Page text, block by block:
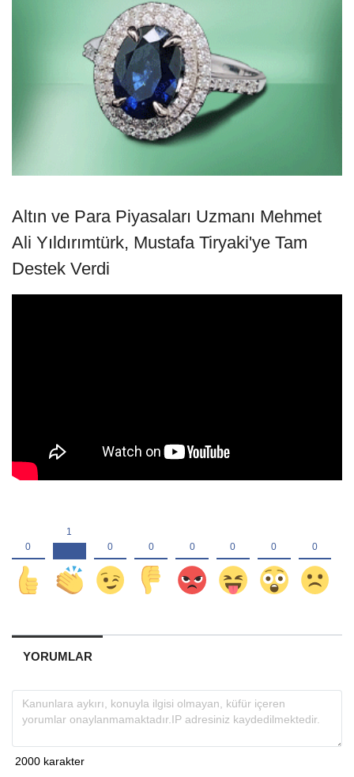
Altın ve Para Piyasaları Uzmanı Mehmet
Ali Yıldırımtürk, Mustafa Tiryaki'ye Tam
Destek Verdi
YORUMLAR